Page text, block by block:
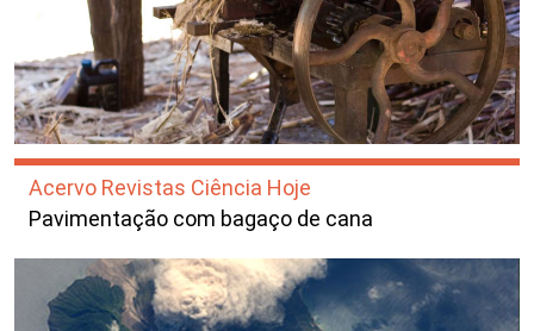
Acervo Revistas Ciência Hoje
Pavimentação com bagaço de cana